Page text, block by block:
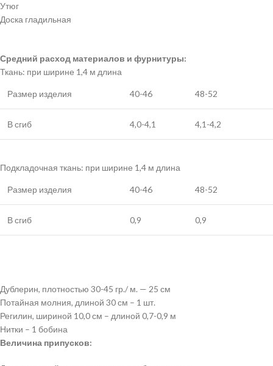
Утюг
Доска гладильная
Средний расход материалов и фурнитуры:
Ткань: при ширине 1,4 м длина
Размер изделия 40-46 48-52
В сгиб 4,0-4,1 4,1-4,2
Подкладочная ткань: при ширине 1,4 м длина
Размер изделия 40-46 48-52
В сгиб 0,9 0,9
Дублерин, плотностью 30-45 гр./ м. — 25 см
Потайная молния, длиной 30 см – 1 шт.
Регилин, шириной 10,0 см – длиной 0,7-0,9 м
Нитки – 1 бобина
Величина припусков: